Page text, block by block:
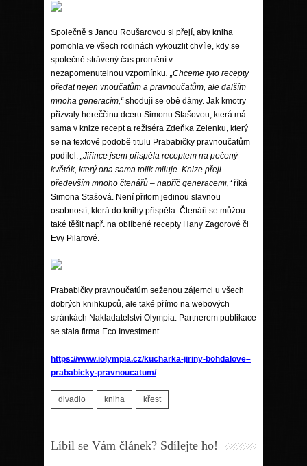
Společně s Janou Roušarovou si přejí, aby kniha
pomohla ve všech rodinách vykouzlit chvíle, kdy se
společně strávený čas promění v
nezapomenutelnou vzpomínku. „Chceme tyto recepty
předat nejen vnoučatům a pravnoučatům, ale dalším
mnoha generacím,“shodují se obě dámy. Jak kmotry
přizvaly hereččinu dceru Simonu Stašovou, která má
sama v knize recept a režiséra Zdeňka Zelenku, který
se na textové podobě titulu Prababičky pravnoučatům
podílel. „Jiřince jsem přispěla receptem na pečený
květák, který ona sama tolik miluje. Knize přeji
především mnoho čtenářů – napříč generacemi,“říká
Simona Stašová. Není přitom jedinou slavnou
osobností, která do knihy přispěla. Čtenáři se můžou
také těšit např. na oblíbené recepty Hany Zagorové či
Evy Pilarové.
Prababičky pravnoučatům seženou zájemci u všech
dobrých knihkupců, ale také přímo na webových
stránkách Nakladatelství Olympia. Partnerem publikace
se stala firma Eco Investment.
https://www.iolympia.cz/kucharka-jiriny-bohdalove–
prababicky-pravnoucatum/
divadlo kniha křest
Líbil se Vám článek? Sdílejte ho!